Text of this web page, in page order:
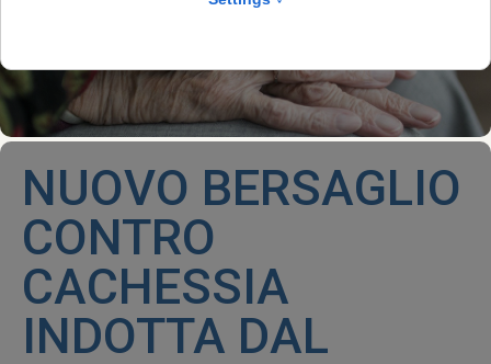
NUOVO BERSAGLIO
CONTRO
CACHESSIA
INDOTTA DAL